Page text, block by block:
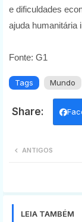
e dificuldades
ajuda humanitária
Fonte: G1
Tags Mundo
ANTIGOS
LEIA TAMBÉM